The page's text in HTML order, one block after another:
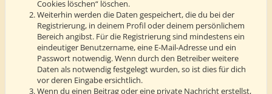
Cookies löschen“ löschen.
Weiterhin werden die Daten gespeichert, die du bei der
Registrierung, in deinem Profil oder deinem persönlichem
Bereich angibst. Für die Registrierung sind mindestens ein
eindeutiger Benutzername, eine E-Mail-Adresse und ein
Passwort notwendig. Wenn durch den Betreiber weitere
Daten als notwendig festgelegt wurden, so ist dies für dich
vor deren Eingabe ersichtlich.
Wenn du einen Beitrag oder eine private Nachricht erstellst,